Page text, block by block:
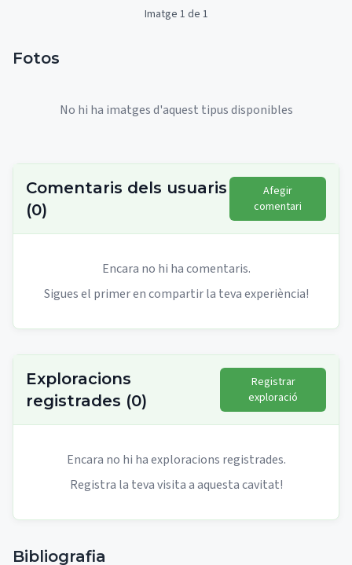
Imatge 1 de 1
Fotos
No hi ha imatges d'aquest tipus disponibles
Comentaris dels usuaris
(0)
Afegir
comentari
Encara no hi ha comentaris.
Sigues el primer en compartir la teva experiència!
Exploracions
registrades (0)
Registrar
exploració
Encara no hi ha exploracions registrades.
Registra la teva visita a aquesta cavitat!
Bibliografia